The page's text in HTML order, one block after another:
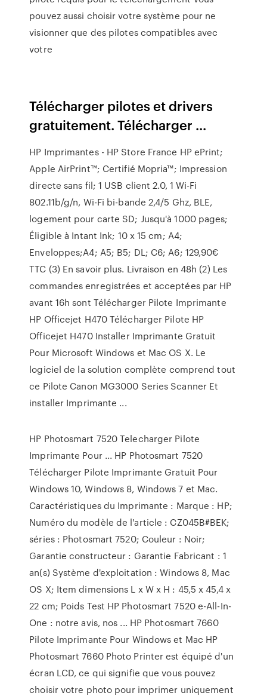
pouvez aussi choisir votre système pour ne
visionner que des pilotes compatibles avec
votre
Télécharger pilotes et drivers
gratuitement. Télécharger ...
HP Imprimantes - HP Store France HP ePrint;
Apple AirPrint™; Certifié Mopria™; Impression
directe sans fil; 1 USB client 2.0, 1 Wi-Fi
802.11b/g/n, Wi-Fi bi-bande 2,4/5 Ghz, BLE,
logement pour carte SD; Jusqu'à 1000 pages;
Éligible à Intant Ink; 10 x 15 cm; A4;
Enveloppes;A4; A5; B5; DL; C6; A6; 129,90€
TTC (3) En savoir plus. Livraison en 48h (2) Les
commandes enregistrées et acceptées par HP
avant 16h sont Télécharger Pilote Imprimante
HP Officejet H470 Télécharger Pilote HP
Officejet H470 Installer Imprimante Gratuit
Pour Microsoft Windows et Mac OS X. Le
logiciel de la solution complète comprend tout
ce Pilote Canon MG3000 Series Scanner Et
installer Imprimante ...
HP Photosmart 7520 Telecharger Pilote
Imprimante Pour ... HP Photosmart 7520
Télécharger Pilote Imprimante Gratuit Pour
Windows 10, Windows 8, Windows 7 et Mac.
Caractéristiques du Imprimante : Marque : HP;
Numéro du modèle de l'article : CZ045B#BEK;
séries : Photosmart 7520; Couleur : Noir;
Garantie constructeur : Garantie Fabricant : 1
an(s) Système d'exploitation : Windows 8, Mac
OS X; Item dimensions L x W x H : 45,5 x 45,4 x
22 cm; Poids Test HP Photosmart 7520 e-All-In-
One : notre avis, nos ... HP Photosmart 7660
Pilote Imprimante Pour Windows et Mac HP
Photosmart 7660 Photo Printer est équipé d'un
écran LCD, ce qui signifie que vous pouvez
choisir votre photo pour imprimer uniquement